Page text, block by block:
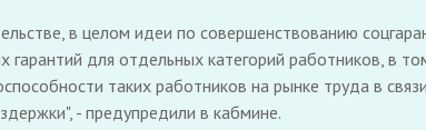
в целом идеи по совершенствованию
гарантий для отдельных категорий работников, в
таких работников на рынке труда в
- предупредили в кабмине.